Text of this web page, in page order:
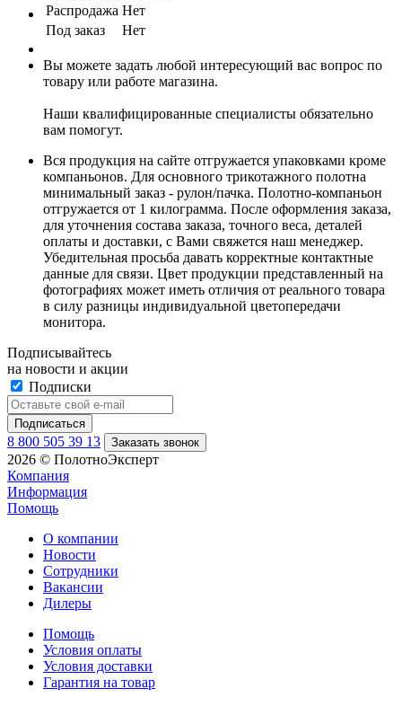
Распродажа Нет
Под заказ
Нет
Вы можете задать любой интересующий вас вопрос по
товару или работе магазина.
Наши квалифицированные специалисты обязательно
вам помогут.
Вся продукция на сайте отгружается упаковками кроме
компаньонов. Для основного трикотажного полотна
минимальный заказ - рулон/пачка. Полотно-компаньон
отгружается от 1 килограмма. После оформления заказа,
для уточнения состава заказа, точного веса, деталей
оплаты и доставки, с Вами свяжется наш менеджер.
Убедительная просьба давать корректные контактные
данные для связи. Цвет продукции представленный на
фотографиях может иметь отличия от реального товара
в силу разницы индивидуальной цветопередачи
монитора.
Подписывайтесь
на новости и акции
Подписки
8 800 505 39 13 Заказать звонок
2026 © ПолотноЭксперт
Компания
Информация
Помощь
О компании
Новости
Сотрудники
Вакансии
Дилеры
Помощь
Условия оплаты
Условия доставки
Гарантия на товар